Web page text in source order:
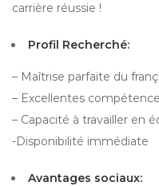
carrière réussie !
Profil Recherché:
– Maîtrise parfaite du
– Excellentes
– Capacité à travailler en
-Disponibilité immédiate
Avantages sociaux: